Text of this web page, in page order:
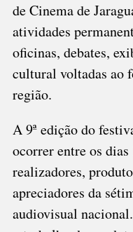
de Cinema de
atividades
oficinas, debates,
cultural voltadas ao
região.
A 9ª edição do
ocorrer entre os
realizadores,
apreciadores da
audiovisual